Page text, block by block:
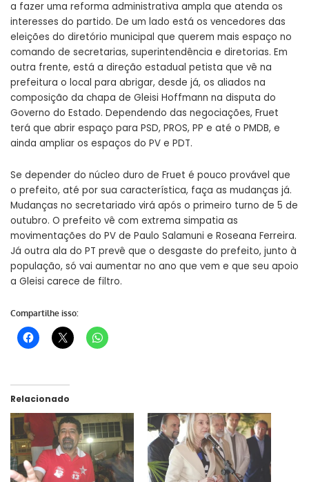
a fazer uma reforma administrativa ampla que atenda os
interesses do partido. De um lado está os vencedores das
eleições do diretório municipal que querem mais espaço no
comando de secretarias, superintendência e diretorias. Em
outra frente, está a direção estadual petista que vê na
prefeitura o local para abrigar, desde já, os aliados na
composição da chapa de Gleisi Hoffmann na disputa do
Governo do Estado. Dependendo das negociações, Fruet
terá que abrir espaço para PSD, PROS, PP e até o PMDB, e
ainda ampliar os espaços do PV e PDT.
Se depender do núcleo duro de Fruet é pouco provável que
o prefeito, até por sua característica, faça as mudanças já.
Mudanças no secretariado virá após o primeiro turno de 5 de
outubro. O prefeito vê com extrema simpatia as
movimentações do PV de Paulo Salamuni e Roseana Ferreira.
Já outra ala do PT prevê que o desgaste do prefeito, junto à
população, só vai aumentar no ano que vem e que seu apoio
a Gleisi carece de filtro.
Compartilhe isso:
Relacionado